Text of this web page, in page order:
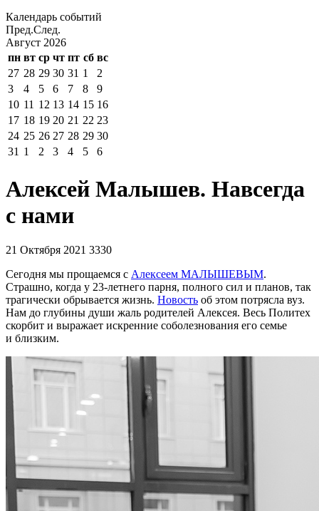
Календарь событий
Пред.След.
Август 2026
пн вт ср чт пт сб вс
27 28 29 30 31 1
2
3
4 5 6 7 8
9
10 11 12 13 14 15 16
17 18 19 20 21 22 23
24 25 26 27 28 29 30
31 1 2 3 4 5 6
Алексей Малышев. Навсегда
с нами
21 Октября 2021 3330
Сегодня мы прощаемся с Алексеем МАЛЫШЕВЫМ.
Страшно, когда у 23-летнего парня, полного сил и планов, так
трагически обрывается жизнь. Новость об этом потрясла вуз.
Нам до глубины души жаль родителей Алексея. Весь Политех
скорбит и выражает искренние соболезнования его семье
и близким.